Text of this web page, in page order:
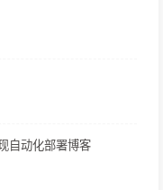
自动化部署博客